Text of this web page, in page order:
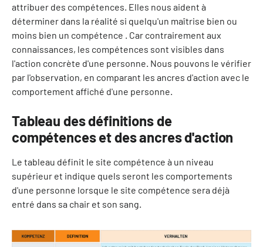
attribuer des compétences. Elles nous aident à
déterminer dans la réalité si quelqu'un maîtrise bien ou
moins bien un compétence . Car contrairement aux
connaissances, les compétences sont visibles dans
l'action concrète d'une personne. Nous pouvons le vérifier
par l'observation, en comparant les ancres d'action avec le
comportement affiché d'une personne.
Tableau des définitions de
compétences et des ancres d'action
Le tableau définit le site compétence à un niveau
supérieur et indique quels seront les comportements
d'une personne lorsque le site compétence sera déjà
entré dans sa chair et son sang.